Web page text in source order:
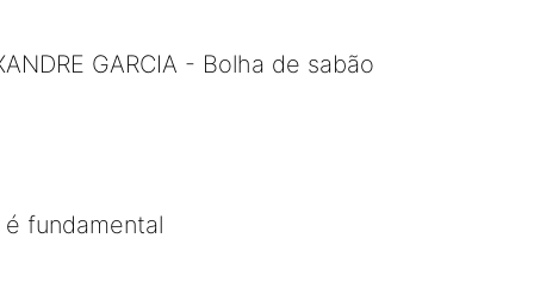
GARCIA - Bolha de sabão
é fundamental